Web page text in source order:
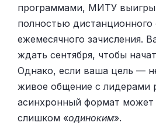
программами, МИТУ
полностью
ежемесячного зачисления.
ждать сентября, чтобы
Однако, если ваша цель —
живое общение с лидерами
асинхронный формат может
слишком «одиноким».